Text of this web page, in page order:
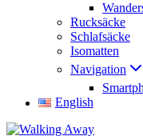
Rucksäcke
Schlafsäcke
Isomatten
Navigation
English